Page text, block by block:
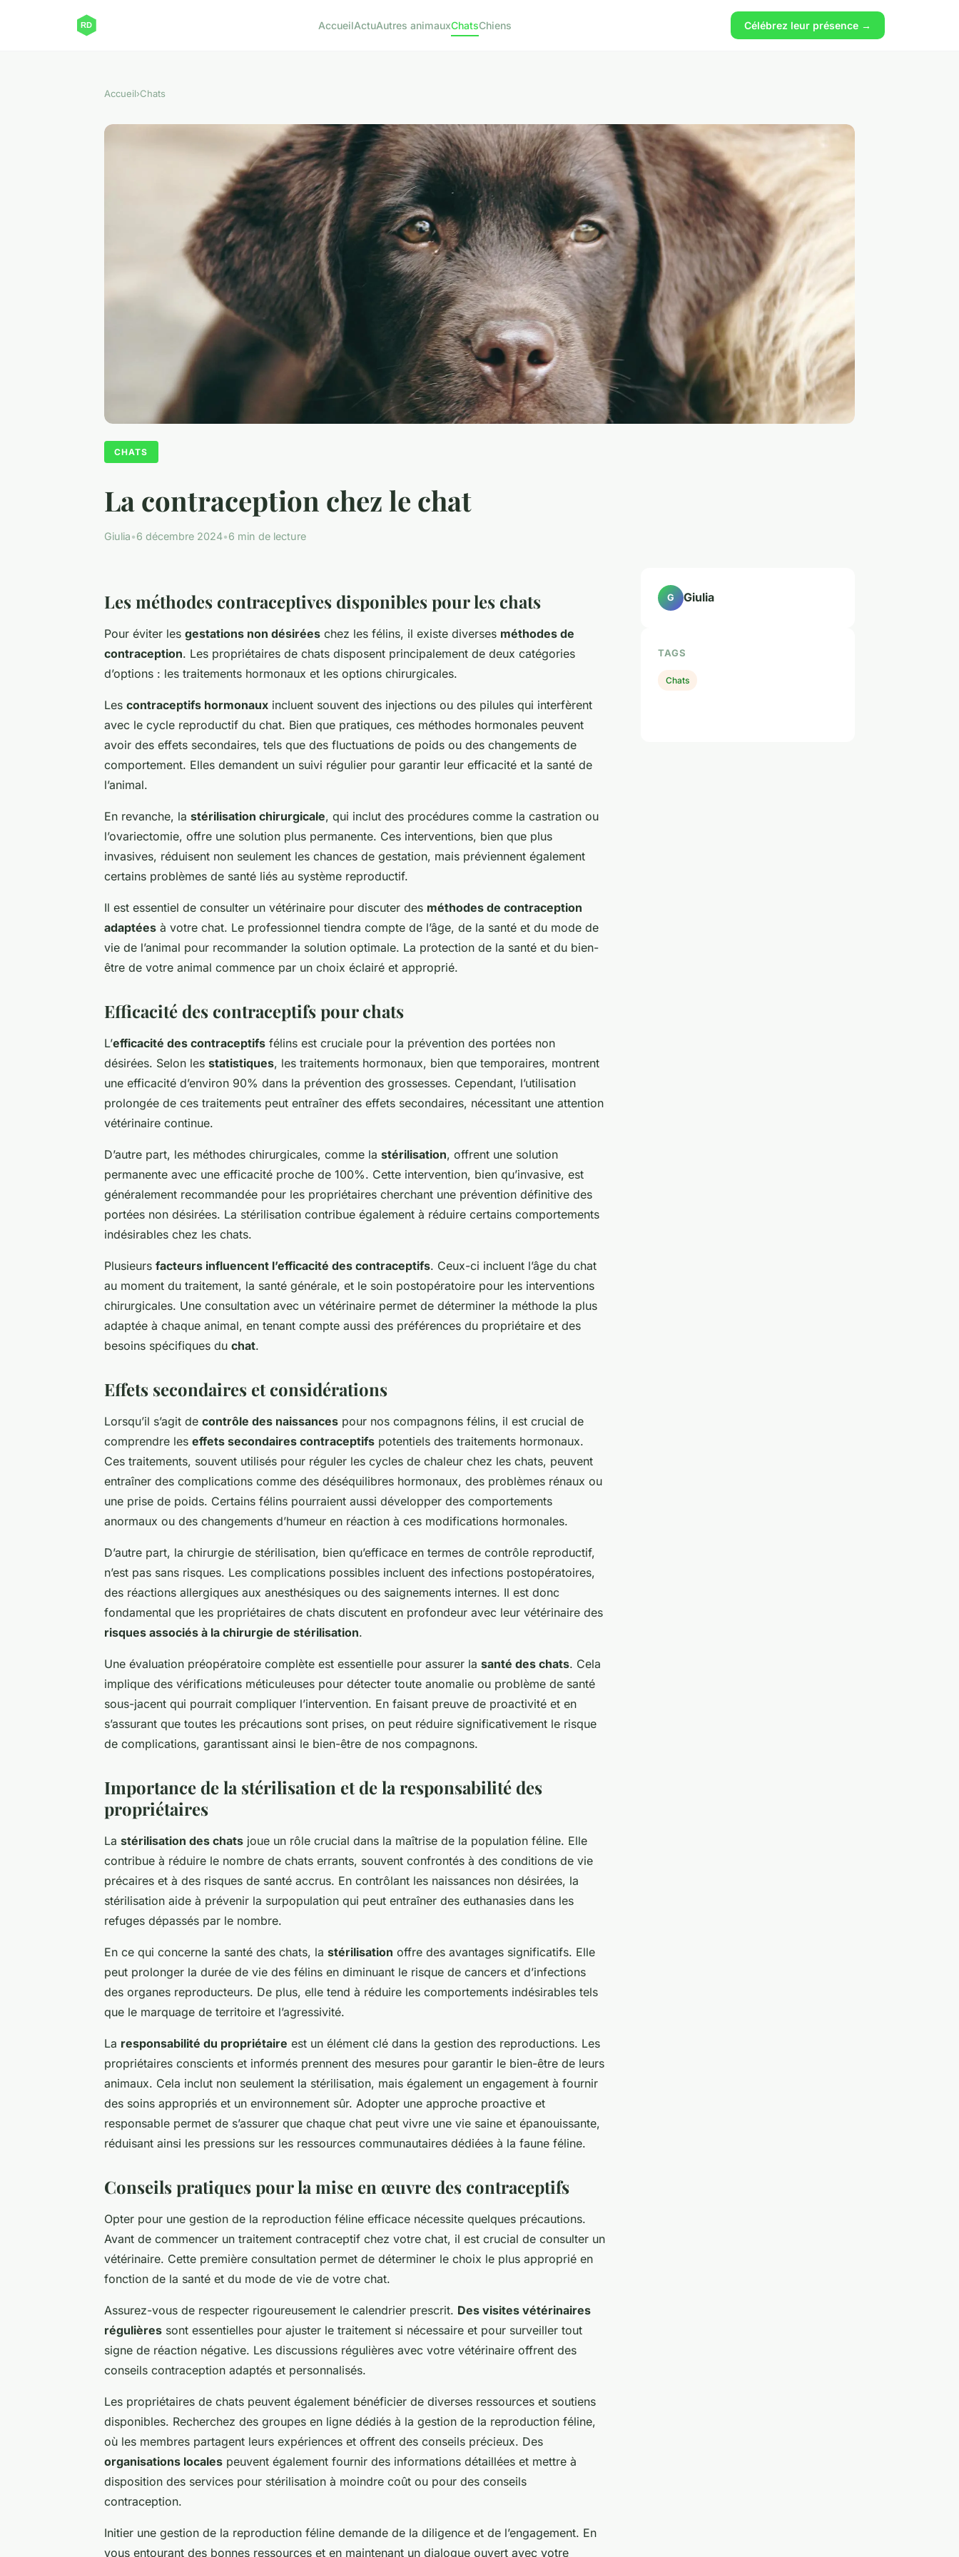
AccueilActuAutres animauxChatsChiens Célébrez leur présence →
Accueil›Chats
CHATS
La contraception chez le chat
Giulia•6 décembre 2024•6 min de lecture
Les méthodes contraceptives disponibles pour les chats
Pour éviter les gestations non désirées chez les félins, il existe diverses méthodes de
contraception. Les propriétaires de chats disposent principalement de deux catégories
d’options : les traitements hormonaux et les options chirurgicales.
Les contraceptifs hormonaux incluent souvent des injections ou des pilules qui interfèrent
avec le cycle reproductif du chat. Bien que pratiques, ces méthodes hormonales peuvent
avoir des effets secondaires, tels que des fluctuations de poids ou des changements de
comportement. Elles demandent un suivi régulier pour garantir leur efficacité et la santé de
l’animal.
En revanche, la stérilisation chirurgicale, qui inclut des procédures comme la castration ou
l’ovariectomie, offre une solution plus permanente. Ces interventions, bien que plus
invasives, réduisent non seulement les chances de gestation, mais préviennent également
certains problèmes de santé liés au système reproductif.
Il est essentiel de consulter un vétérinaire pour discuter des méthodes de contraception
adaptées à votre chat. Le professionnel tiendra compte de l’âge, de la santé et du mode de
vie de l’animal pour recommander la solution optimale. La protection de la santé et du bien-
être de votre animal commence par un choix éclairé et approprié.
Efficacité des contraceptifs pour chats
L’efficacité des contraceptifs félins est cruciale pour la prévention des portées non
désirées. Selon les statistiques, les traitements hormonaux, bien que temporaires, montrent
une efficacité d’environ 90% dans la prévention des grossesses. Cependant, l’utilisation
prolongée de ces traitements peut entraîner des effets secondaires, nécessitant une attention
vétérinaire continue.
D’autre part, les méthodes chirurgicales, comme la stérilisation, offrent une solution
permanente avec une efficacité proche de 100%. Cette intervention, bien qu’invasive, est
généralement recommandée pour les propriétaires cherchant une prévention définitive des
portées non désirées. La stérilisation contribue également à réduire certains comportements
indésirables chez les chats.
Plusieurs facteurs influencent l’efficacité des contraceptifs. Ceux-ci incluent l’âge du chat
au moment du traitement, la santé générale, et le soin postopératoire pour les interventions
chirurgicales. Une consultation avec un vétérinaire permet de déterminer la méthode la plus
adaptée à chaque animal, en tenant compte aussi des préférences du propriétaire et des
besoins spécifiques du chat.
Effets secondaires et considérations
Lorsqu’il s’agit de contrôle des naissances pour nos compagnons félins, il est crucial de
comprendre les effets secondaires contraceptifs potentiels des traitements hormonaux.
Ces traitements, souvent utilisés pour réguler les cycles de chaleur chez les chats, peuvent
entraîner des complications comme des déséquilibres hormonaux, des problèmes rénaux ou
une prise de poids. Certains félins pourraient aussi développer des comportements
anormaux ou des changements d’humeur en réaction à ces modifications hormonales.
D’autre part, la chirurgie de stérilisation, bien qu’efficace en termes de contrôle reproductif,
n’est pas sans risques. Les complications possibles incluent des infections postopératoires,
des réactions allergiques aux anesthésiques ou des saignements internes. Il est donc
fondamental que les propriétaires de chats discutent en profondeur avec leur vétérinaire des
risques associés à la chirurgie de stérilisation.
Une évaluation préopératoire complète est essentielle pour assurer la santé des chats. Cela
implique des vérifications méticuleuses pour détecter toute anomalie ou problème de santé
sous-jacent qui pourrait compliquer l’intervention. En faisant preuve de proactivité et en
s’assurant que toutes les précautions sont prises, on peut réduire significativement le risque
de complications, garantissant ainsi le bien-être de nos compagnons.
Importance de la stérilisation et de la responsabilité des
propriétaires
La stérilisation des chats joue un rôle crucial dans la maîtrise de la population féline. Elle
contribue à réduire le nombre de chats errants, souvent confrontés à des conditions de vie
précaires et à des risques de santé accrus. En contrôlant les naissances non désirées, la
stérilisation aide à prévenir la surpopulation qui peut entraîner des euthanasies dans les
refuges dépassés par le nombre.
En ce qui concerne la santé des chats, la stérilisation offre des avantages significatifs. Elle
peut prolonger la durée de vie des félins en diminuant le risque de cancers et d’infections
des organes reproducteurs. De plus, elle tend à réduire les comportements indésirables tels
que le marquage de territoire et l’agressivité.
La responsabilité du propriétaire est un élément clé dans la gestion des reproductions. Les
propriétaires conscients et informés prennent des mesures pour garantir le bien-être de leurs
animaux. Cela inclut non seulement la stérilisation, mais également un engagement à fournir
des soins appropriés et un environnement sûr. Adopter une approche proactive et
responsable permet de s’assurer que chaque chat peut vivre une vie saine et épanouissante,
réduisant ainsi les pressions sur les ressources communautaires dédiées à la faune féline.
Conseils pratiques pour la mise en œuvre des contraceptifs
Opter pour une gestion de la reproduction féline efficace nécessite quelques précautions.
Avant de commencer un traitement contraceptif chez votre chat, il est crucial de consulter un
vétérinaire. Cette première consultation permet de déterminer le choix le plus approprié en
fonction de la santé et du mode de vie de votre chat.
Assurez-vous de respecter rigoureusement le calendrier prescrit. Des visites vétérinaires
régulières sont essentielles pour ajuster le traitement si nécessaire et pour surveiller tout
signe de réaction négative. Les discussions régulières avec votre vétérinaire offrent des
conseils contraception adaptés et personnalisés.
Les propriétaires de chats peuvent également bénéficier de diverses ressources et soutiens
disponibles. Recherchez des groupes en ligne dédiés à la gestion de la reproduction féline,
où les membres partagent leurs expériences et offrent des conseils précieux. Des
organisations locales peuvent également fournir des informations détaillées et mettre à
disposition des services pour stérilisation à moindre coût ou pour des conseils
contraception.
Initier une gestion de la reproduction féline demande de la diligence et de l’engagement. En
vous entourant des bonnes ressources et en maintenant un dialogue ouvert avec votre
G Giulia
TAGS
Chats